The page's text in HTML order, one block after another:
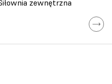
zewnętrzna